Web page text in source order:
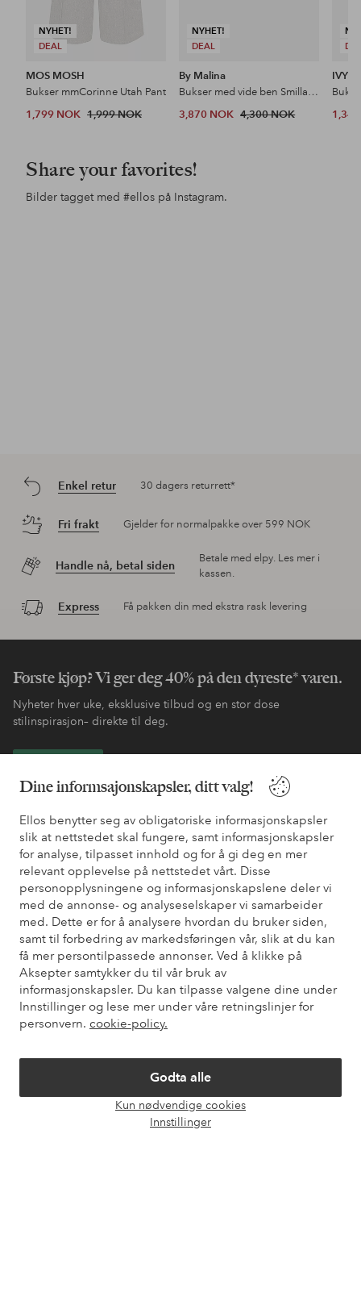
Dine informsajonskapsler, ditt valg!
Ellos benytter seg av obligatoriske informasjonskapsler
slik at nettstedet skal fungere, samt informasjonskapsler
for analyse, tilpasset innhold og for å gi deg en mer
relevant opplevelse på nettstedet vårt. Disse
personopplysningene og informasjonskapslene deler vi
med de annonse- og analyseselskaper vi samarbeider
med. Dette er for å analysere hvordan du bruker siden,
samt til forbedring av markedsføringen vår, slik at du kan
få mer persontilpassede annonser. Ved å klikke på
Aksepter samtykker du til vår bruk av
informasjonskapsler. Du kan tilpasse valgene dine under
Innstillinger og lese mer under våre retningslinjer for
personvern. cookie-policy.
Godta alle
Kun nødvendige cookies
Innstillinger
NYHET!
DEAL
MOS MOSH
Bukser mmCorinne Utah Pant
1,799 NOK 1,999 NOK
NYHET!
DEAL
By Malina
Bukser med vide ben Smilla Barrel Leg Wool-silk Trousers
3,870 NOK 4,300 NOK
IVY
Share your favorites!
Bilder tagget med #ellos på Instagram.
Enkel retur 30 dagers returrett*
Fri frakt Gjelder for normalpakke over 599 NOK
Handle nå, betal siden
Betale med elpy. Les mer i
kassen.
Express Få pakken din med ekstra rask levering
Første kjøp? Vi ger deg 40% på den dyreste* varen.
Nyheter hver uke, eksklusive tilbud og en stor dose
stilinspirasjon– direkte til deg.
Trenger du hjelp?
Du finner svar på de vanligste spørsmålene i vår FAQ. Du finner
også informasjon om hvordan du kan kontakte oss.
Kundeservice Bestilling Betalingsmåte
Mine sider
Om Ellos